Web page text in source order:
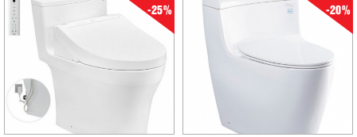
-25% -20%